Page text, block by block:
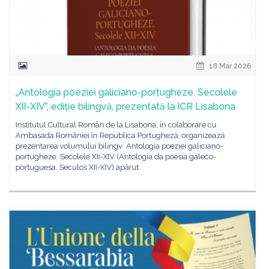
18 Mar 2026
„Antologia poeziei galiciano-portugheze. Secolele
XII-XIV”, ediție bilingvă, prezentată la ICR Lisabona
Institutul Cultural Român de la Lisabona, în colaborare cu
Ambasada României în Republica Portugheză, organizează
prezentarea volumului bilingv Antologia poeziei galiciano-
portugheze. Secolele XII-XIV (Antologia da poesia galeco-
portuguesa. Seculos XII-XIV) apărut